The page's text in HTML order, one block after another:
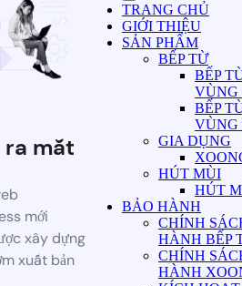
ra mắt
mới
xây dựng
xuất bản
TRANG CHỦ
GIỚI THIỆU
SẢN PHẨM
BẾP TỪ
BẾP
VÙNG
BẾP
VÙNG
GIA DỤNG
HÚT MÙI
HÚT
BẢO HÀNH
CHÍNH
HÀNH BẾP
CHÍNH
HÀNH